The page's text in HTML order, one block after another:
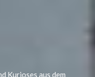
Kurioses aus dem